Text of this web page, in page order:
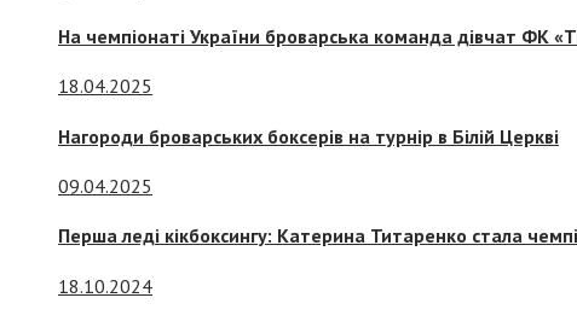
На чемпіонаті України броварська команда дівчат ФК
18.04.2025
Нагороди броварських боксерів на турнір в Білій Церкві
09.04.2025
Перша леді кікбоксингу: Катерина Титаренко стала
18.10.2024